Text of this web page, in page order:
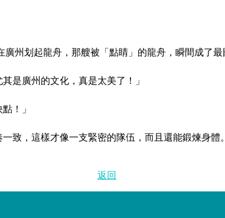
州划起龍舟，那艘被「點睛」的龍舟，瞬間成了最
是廣州的文化，真是太美了！」
！」
致，這樣才像一支緊密的隊伍，而且還能鍛煉身體
返回